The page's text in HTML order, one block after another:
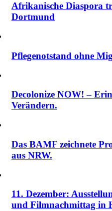
Afrikanische Diaspora
Dortmund
Pflegenotstand ohne
Decolonize NOW! –
Verändern.
Das BAMF zeichnete
aus NRW.
11. Dezember:
und Filmnachmittag in